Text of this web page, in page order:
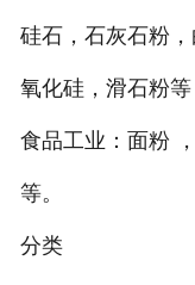
硅石，石灰石粉
氧化硅，滑石粉等
食品工业：面粉
等。
分类